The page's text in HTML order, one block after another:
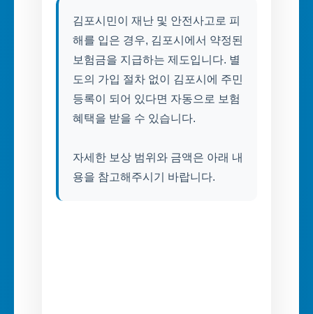
김포시민이 재난 및 안전사고로 피
해를 입은 경우, 김포시에서 약정된
보험금을 지급하는 제도입니다. 별
도의 가입 절차 없이 김포시에 주민
등록이 되어 있다면 자동으로 보험
혜택을 받을 수 있습니다.
자세한 보상 범위와 금액은 아래 내
용을 참고해주시기 바랍니다.